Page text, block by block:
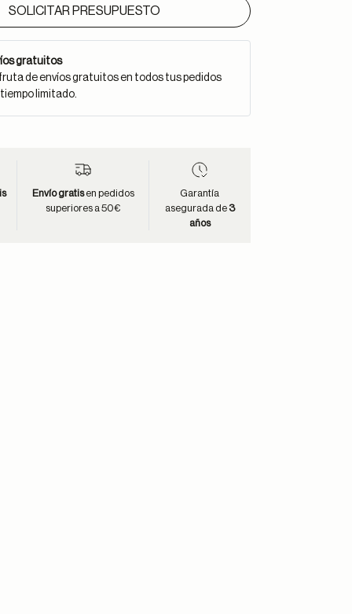
SOLICITAR PRESUPUESTO
gratuitos
de envíos gratuitos en todos tus pedidos
limitado.
Envío gratisen pedidos
superiores a 50€
Garantía
asegurada de 3
años